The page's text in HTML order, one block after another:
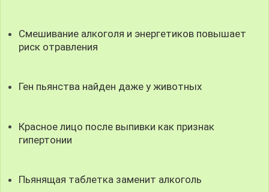
Смешивание алкоголя и энергетиков повышает
риск отравления
Ген пьянства найден даже у животных
Красное лицо после выпивки как признак
гипертонии
Пьянящая таблетка заменит алкоголь